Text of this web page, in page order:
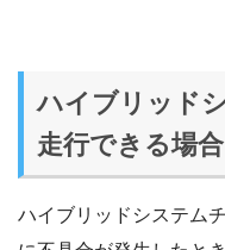
ハイブリッド
走行できる場合
ハイブリッドシステム